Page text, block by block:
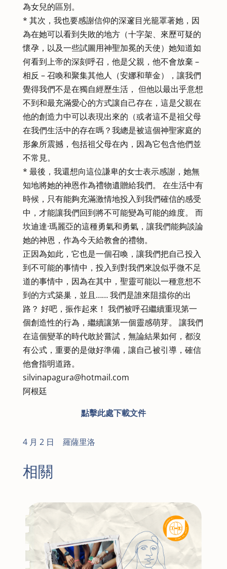
為女兒的區別。
* 其次，我也要感謝信仰的深邃目光籠罩著她，因
為在她可以看到失敗的地方（十字架、來歷可疑的
懷孕，以及一些試圖用神聖加冕的天使）她知道如
何看到上帝的深刻呼召，他是父親，他不會放棄 –
相反 – 召喚和聚集其他人（安娜和華金），讓我們
覺得我們不是在獨自經歷生活， 但他以最出乎意想
不到和最充滿愛心的方式讓自己存在，這是父親在
他的創造力中可以表現出來的（或者這不是祖父母
在我們生活中的存在嗎？我總是被這個神聖家庭的
形象所震撼，包括祖父母在內，因為它包含他們並
不常見。
* 最後，我還想向這位謙卑的女士表示感謝，她無
知地將她的神恩作為禮物遺贈給我們。 在生活中有
時候，只有能夠充滿激情地投入到我們確信的感受
中，才能讓我們回到將不可能變為可能的維度。 而
坎迪達·瑪麗亞的這種勇氣和勇氣，讓我們能夠談論
她的神恩，作為今天給教會的禮物。
正因為如此，它也是一個召喚，讓我們把自己投入
到不可能的事情中，投入到對我們來說似乎微不足
道的事情中，因為在其中，聖靈可能以一種意想不
到的方式築巢，並且…… 我們是誰來阻擋你的出
路？ 好吧，振作起來！ 我們被呼召繼續重現第一
個創造性的行為，繼續讓第一個靈感萌芽。 讓我們
在這個變革的時代敢於嘗試，無論結果如何，都沒
有公式，重要的是做好準備，讓自己被引導，確信
他會指明道路。
silvinapagura@hotmail.com
阿根廷
點擊此處下載文件
4 月 2 日 羅薩里洛
相關